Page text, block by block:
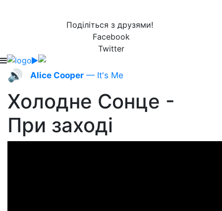
Поділіться з друзями!
Facebook
Twitter
🔊 Alice Cooper — It's Me
Холодне Сонце -
При заході